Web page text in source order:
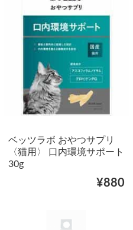
ベッツラボ おやつサプリ
〈猫用〉 口内環境サポート
30g
¥880